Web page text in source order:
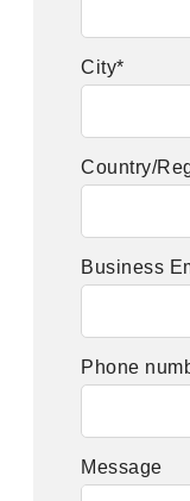
City*
Country/
Business
Phone
Message